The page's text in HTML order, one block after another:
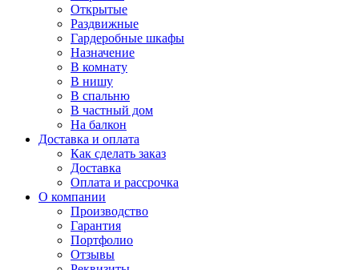
Открытые
Раздвижные
Гардеробные шкафы
Назначение
В комнату
В нишу
В спальню
В частный дом
На балкон
Доставка и оплата
Как сделать заказ
Доставка
Оплата и рассрочка
О компании
Производство
Гарантия
Портфолио
Отзывы